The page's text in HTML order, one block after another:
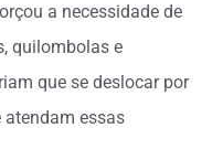
a necessidade de
quilombolas e
que se deslocar por
atendam essas